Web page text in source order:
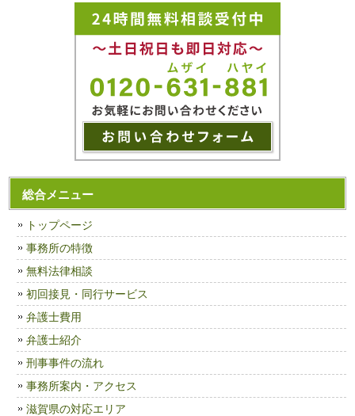
総合メニュー
トップページ
事務所の特徴
無料法律相談
初回接見・同行サービス
弁護士費用
弁護士紹介
刑事事件の流れ
事務所案内・アクセス
滋賀県の対応エリア